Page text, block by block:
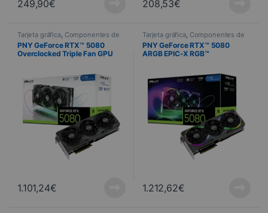
249,90€ 208,53€
Tarjeta gráfica, Componentes de
PC, Informática
PNY GeForce RTX™ 5080
Overclocked Triple Fan GPU
1.101,24€
Tarjeta gráfica, Componentes de
PC, Informática
PNY GeForce RTX™ 5080
ARGB EPIC-X RGB™
1.212,62€